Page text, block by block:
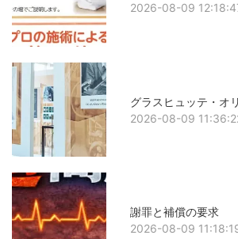
2026-08-09
グラスヒュッテ・オ
2026-08-09
謝罪と補償の要求
2026-08-09